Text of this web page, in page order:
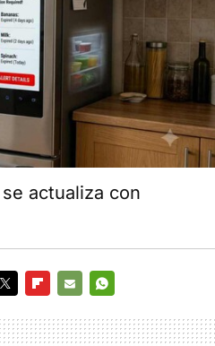
actualiza con
MAIL